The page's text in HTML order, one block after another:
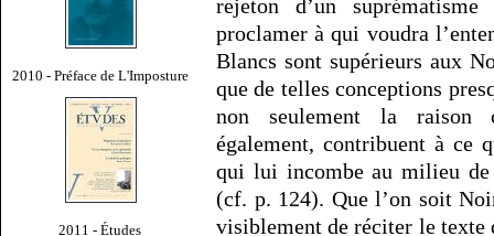
2010 - Préface de L'Imposture
2011 - Études
rejeton d’un
proclamer à qui voudra
Blancs sont supérieurs aux
que de telles conceptions
non seulement la raison
également, contribuent à ce
qui lui incombe au milieu de
(cf. p. 124). Que l’on soit
visiblement de réciter le texte